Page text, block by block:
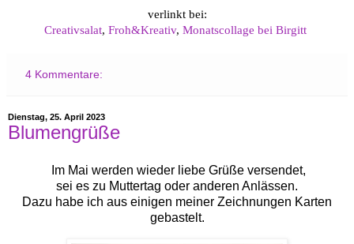
verlinkt bei:
Creativsalat, Froh&Kreativ, Monatscollage bei Birgitt
4 Kommentare:
Dienstag, 25. April 2023
Blumengrüße
Im Mai werden wieder liebe Grüße versendet,
sei es zu Muttertag oder anderen Anlässen.
Dazu habe ich aus einigen meiner Zeichnungen Karten
gebastelt.